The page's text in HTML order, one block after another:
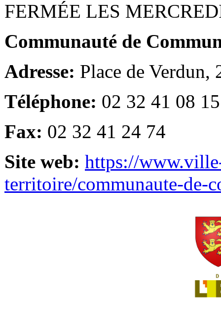
FERMÉE LES
Communauté de
Adresse: Place de Verdun,
Téléphone: 02 32 41 08 15
Fax: 02 32 41 24 74
Site web: https://
territoire/communaute-de-